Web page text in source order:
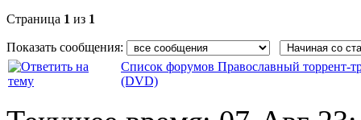
Страница 1 из 1
Показать сообщения:
Список форумов Православный торрент-
(DVD)